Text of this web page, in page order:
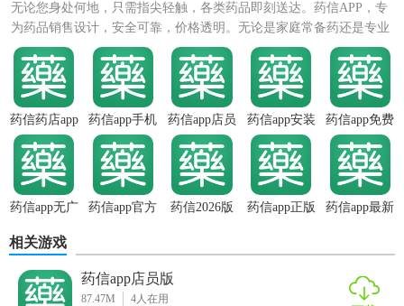
【药信2026版功能】
1. 药品管理：支持药品信息的录入、编辑、查询，包括药品
名称、规格、批次号、有效期等，确保药品信息的准确性和
完整性。
少库存积压和缺货情况，提高库存周转率。
3. 销售管理：记录每笔销售订单，生成销售报表，支持多种
无论您身处何地，只需指尖轻触，各类药品即刻送达。药信APP，专
为药品销售设计，安全可靠，价格透明。无论是家庭常备药还是专业
药品，我们一应俱全...
药信药店app
药信app手机
版
药信app店员
版
药信app安装 药信app免费
药信app无广
药信app官方
药信2026版 药信app正版
药信app最新
相关游戏
药信app店员版
87.47M 4人在用